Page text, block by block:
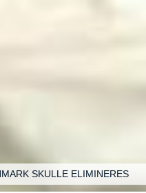
SKULLE ELIMINERES